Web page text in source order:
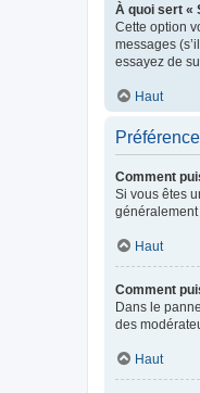
À quoi sert «
Cette option
messages
essayez de
Haut
Comment
Si vous êtes
généralement
Haut
Comment
Dans le
des
Haut